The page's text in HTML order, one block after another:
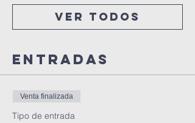
Ver todos
Entradas
Venta finalizada
Tipo de entrada